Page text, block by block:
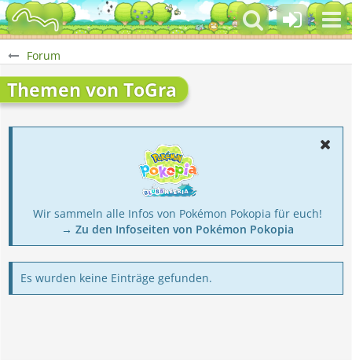
Forum
Themen von ToGra
Wir sammeln alle Infos von Pokémon Pokopia für euch!
→ Zu den Infoseiten von Pokémon Pokopia
Es wurden keine Einträge gefunden.